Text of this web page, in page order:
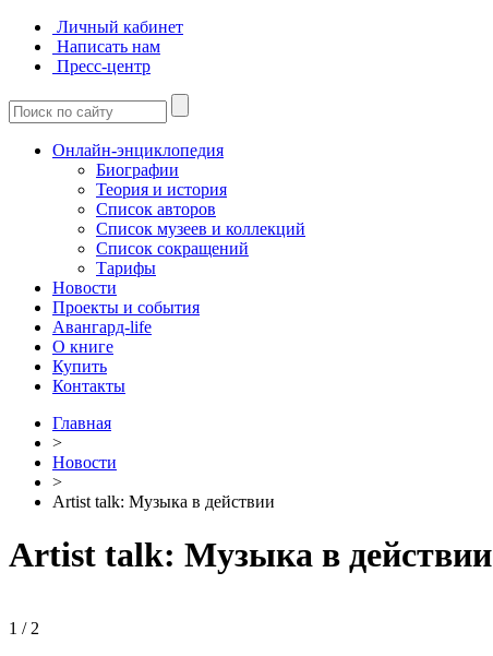
Личный кабинет
Написать нам
Пресс-центр
Онлайн-энциклопедия
Биографии
Теория и история
Список авторов
Список музеев и коллекций
Список сокращений
Тарифы
Новости
Проекты и события
Авангард-life
О книге
Купить
Контакты
Главная
>
Новости
>
Artist talk: Музыка в действии
Artist talk: Музыка в действии
1 / 2